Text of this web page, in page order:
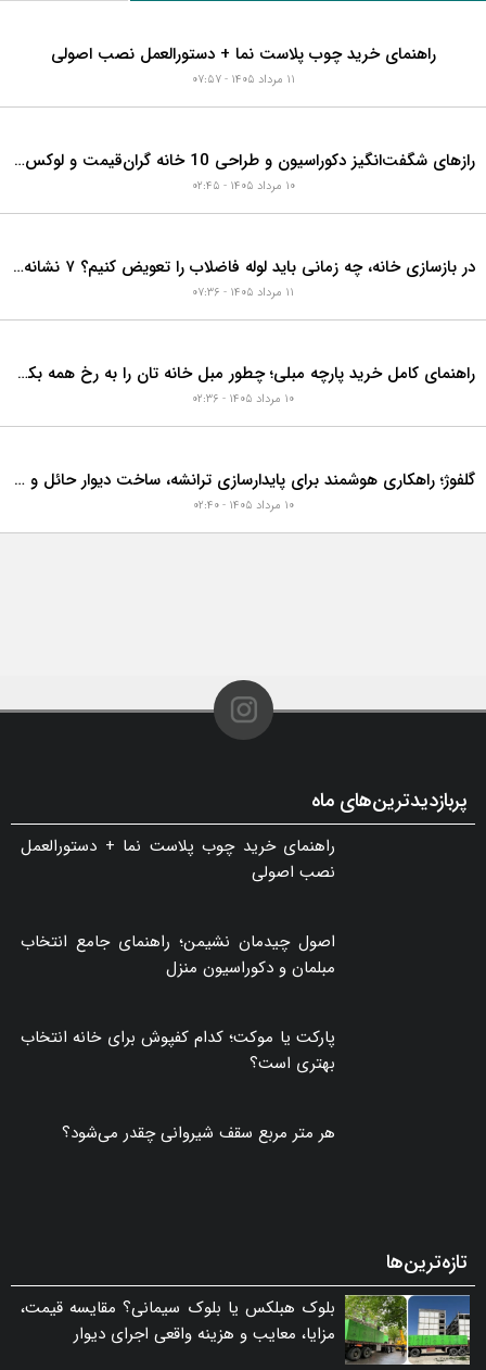
راهنمای خرید چوب پلاست نما + دستورالعمل نصب اصولی
رازهای شگفت‌انگیز دکوراسیون و طراحی 10 خانه گران‌قیمت و لوکس دبی که هوش از سرتان می‌برد!
در بازسازی خانه، چه زمانی باید لوله فاضلاب را تعویض کنیم؟ ۷ نشانه‌ای که نباید نادیده بگیرید
راهنمای کامل خرید پارچه مبلی؛ چطور مبل خانه تان را به رخ همه بکشید؟
گلفوژ؛ راهکاری هوشمند برای پایدارسازی ترانشه، ساخت دیوار حائل و زیباسازی شهری
پربازدیدترین‌های ماه
راهنمای خرید چوب پلاست نما + دستورالعمل
نصب اصولی
اصول چیدمان نشیمن؛ راهنمای جامع انتخاب
مبلمان و دکوراسیون منزل
پارکت یا موکت؛ کدام کفپوش برای خانه انتخاب
بهتری است؟
هر متر مربع سقف شیروانی چقدر می‌شود؟
تازه‌ترین‌ها
بلوک هبلکس یا بلوک سیمانی؟ مقایسه قیمت،
مزایا، معایب و هزینه واقعی اجرای دیوار